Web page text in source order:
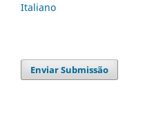
Italiano
Enviar Submissão